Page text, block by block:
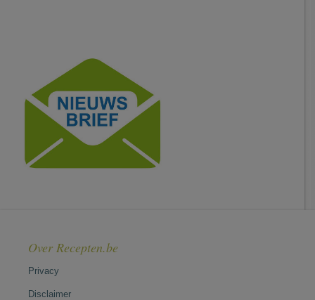
Over Recepten.be
Privacy
Disclaimer